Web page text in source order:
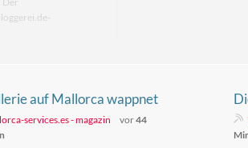
auf Mallorca wappnet
Sonnenfinsternis
services.es - magazin vor44